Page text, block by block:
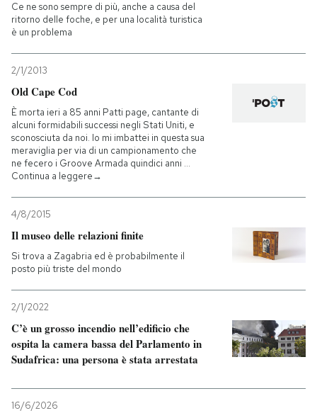
Ce ne sono sempre di più, anche a causa del
ritorno delle foche, e per una località turistica
è un problema
2/1/2013
Old Cape Cod
È morta ieri a 85 anni Patti page, cantante di
alcuni formidabili successi negli Stati Uniti, e
sconosciuta da noi. Io mi imbattei in questa sua
meraviglia per via di un campionamento che
ne fecero i Groove Armada quindici anni …
Continua a leggere→
4/8/2015
Il museo delle relazioni finite
Si trova a Zagabria ed è probabilmente il
posto più triste del mondo
2/1/2022
C’è un grosso incendio nell’edificio che
ospita la camera bassa del Parlamento in
Sudafrica: una persona è stata arrestata
16/6/2026